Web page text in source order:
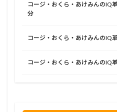
コージ・おくら・あけみんのIQ
分
コージ・おくら・あけみんのIQ
コージ・おくら・あけみんのIQ